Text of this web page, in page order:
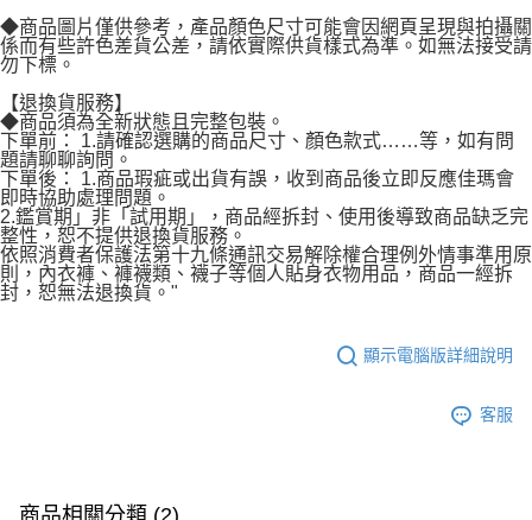
◆商品圖片僅供參考，產品顏色尺寸可能會因網頁呈現與拍攝關
係而有些許色差貨公差，請依實際供貨樣式為準。如無法接受請
勿下標。
【退換貨服務】
◆商品須為全新狀態且完整包裝。
下單前： 1.請確認選購的商品尺寸、顏色款式……等，如有問
題請聊聊詢問。
下單後： 1.商品瑕疵或出貨有誤，收到商品後立即反應佳瑪會
即時協助處理問題。
2.鑑賞期」非「試用期」，商品經拆封、使用後導致商品缺乏完
整性，恕不提供退換貨服務。
依照消費者保護法第十九條通訊交易解除權合理例外情事準用原
則，內衣褲、褲襪類、襪子等個人貼身衣物用品，商品一經拆
封，恕無法退換貨。"
顯示電腦版詳細說明
客服
商品相關分類 (2)